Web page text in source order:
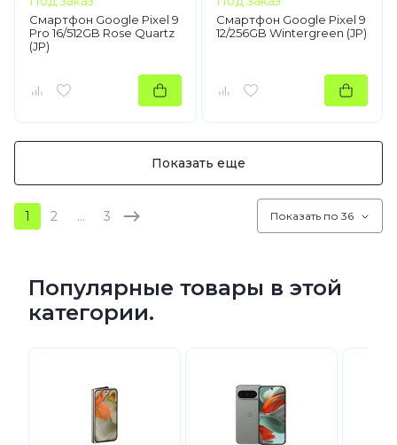
Смартфон Google Pixel 9
Pro 16/512GB Rose Quartz
(JP)
Смартфон Google Pixel 9
12/256GB Wintergreen (JP)
Показать еще
1 2 … 3 Показать по 36
Популярные товары в этой
категории.